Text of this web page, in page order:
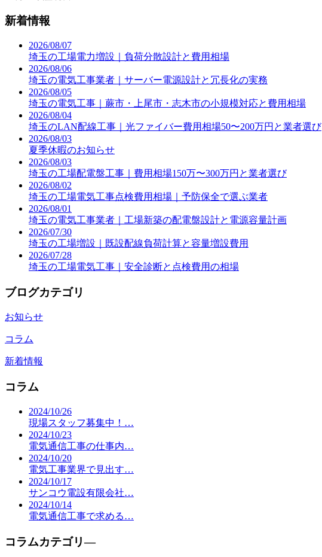
新着情報
2026/08/07
埼玉の工場電力増設｜負荷分散設計と費用相場
2026/08/06
埼玉の電気工事業者｜サーバー電源設計と冗長化の実務
2026/08/05
埼玉の電気工事｜蕨市・上尾市・志木市の小規模対応と費用相場
2026/08/04
埼玉のLAN配線工事｜光ファイバー費用相場50〜200万円と業者選び
2026/08/03
夏季休暇のお知らせ
2026/08/03
埼玉の工場配電盤工事｜費用相場150万〜300万円と業者選び
2026/08/02
埼玉の工場電気工事点検費用相場｜予防保全で選ぶ業者
2026/08/01
埼玉の電気工事業者｜工場新築の配電盤設計と電源容量計画
2026/07/30
埼玉の工場増設｜既設配線負荷計算と容量増設費用
2026/07/28
埼玉の工場電気工事｜安全診断と点検費用の相場
ブログカテゴリ
お知らせ
コラム
新着情報
コラム
2024/10/26
現場スタッフ募集中！…
2024/10/23
電気通信工事の仕事内…
2024/10/20
電気工事業界で見出す…
2024/10/17
サンコウ電設有限会社…
2024/10/14
電気通信工事で求める…
コラムカテゴリ―